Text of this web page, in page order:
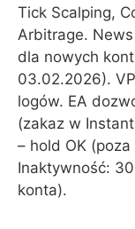
Tick Scalping,
Arbitrage.
dla nowych
03.02.2026).
logów. EA
(zakaz w
– hold OK
Inaktywność:
konta).